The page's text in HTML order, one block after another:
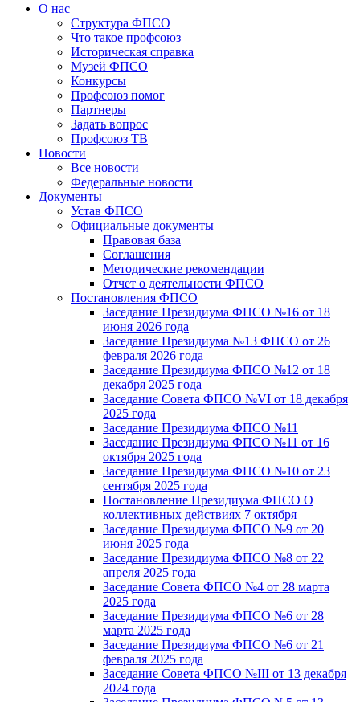
О нас
Структура ФПСО
Что такое профсоюз
Историческая справка
Музей ФПСО
Конкурсы
Профсоюз помог
Партнеры
Задать вопрос
Профсоюз ТВ
Новости
Все новости
Федеральные новости
Документы
Устав ФПСО
Официальные документы
Правовая база
Соглашения
Методические рекомендации
Отчет о деятельности ФПСО
Постановления ФПСО
Заседание Президиума ФПСО №16 от 18
июня 2026 года
Заседание Президиума №13 ФПСО от 26
февраля 2026 года
Заседание Президиума ФПСО №12 от 18
декабря 2025 года
Заседание Совета ФПСО №VI от 18 декабря
2025 года
Заседание Президиума ФПСО №11
Заседание Президиума ФПСО №11 от 16
октября 2025 года
Заседание Президиума ФПСО №10 от 23
сентября 2025 года
Постановление Президиума ФПСО О
коллективных действиях 7 октября
Заседание Президиума ФПСО №9 от 20
июня 2025 года
Заседание Президиума ФПСО №8 от 22
апреля 2025 года
Заседание Совета ФПСО №4 от 28 марта
2025 года
Заседание Президиума ФПСО №6 от 28
марта 2025 года
Заседание Президиума ФПСО №6 от 21
февраля 2025 года
Заседание Совета ФПСО №III от 13 декабря
2024 года